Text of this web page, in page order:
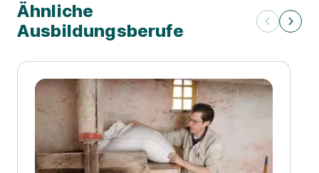
Ähnliche
Ausbildungsberufe